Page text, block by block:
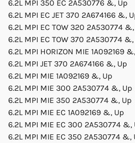
6.2L MPI 350 EC 2A530776 &, Up
6.2L MPI EC JET 370 2A674166 &,
6.2L MPI EC TOW 320 2A530774
6.2L MPI EC TOW 370 2A530774 &,
6.2L MPI HORIZON MIE 1A092169
6.2L MPI JET 370 2A674166 &, Up
6.2L MPI MIE 1A092169 &, Up
6.2L MPI MIE 300 2A530774 &, Up
6.2L MPI MIE 350 2A530774 &, Up
6.2L MPI MIE EC 1A092169 &, Up
6.2L MPI MIE EC 300 2A530774 &,
6.2L MPI MIE EC 350 2A530774 &,